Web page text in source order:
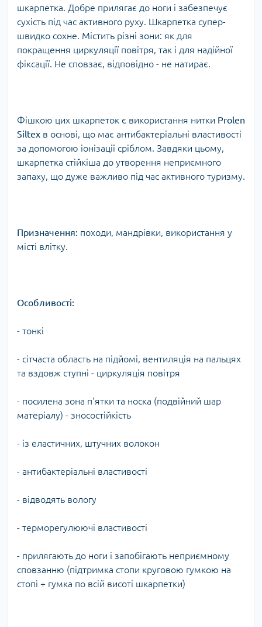
шкарпетка. Добре прилягає до ноги і забезпечує
сухість під час активного руху. Шкарпетка супер-
швидко сохне. Містить різні зони: як для
покращення циркуляції повітря, так і для надійної
фіксації. Не сповзає, відповідно - не натирає.
Фішкою цих шкарпеток є використання нитки Prolen
Siltex в основі, що має антибактеріальні властивості
за допомогою іонізації сріблом. Завдяки цьому,
шкарпетка стійкіша до утворення неприємного
запаху, що дуже важливо під час активного туризму.
Призначення: походи, мандрівки, використання у
місті влітку.
Особливості:
- тонкі
- сітчаста область на підйомі, вентиляція на пальцях
та вздовж ступні - циркуляція повітря
- посилена зона п'ятки та носка (подвійний шар
матеріалу) - зносостійкість
- із еластичних, штучних волокон
- антибактеріальні властивості
- відводять вологу
- терморегулюючі властивості
- прилягають до ноги і запобігають неприємному
сповзанню (підтримка стопи круговою гумкою на
стопі + гумка по всій висоті шкарпетки)